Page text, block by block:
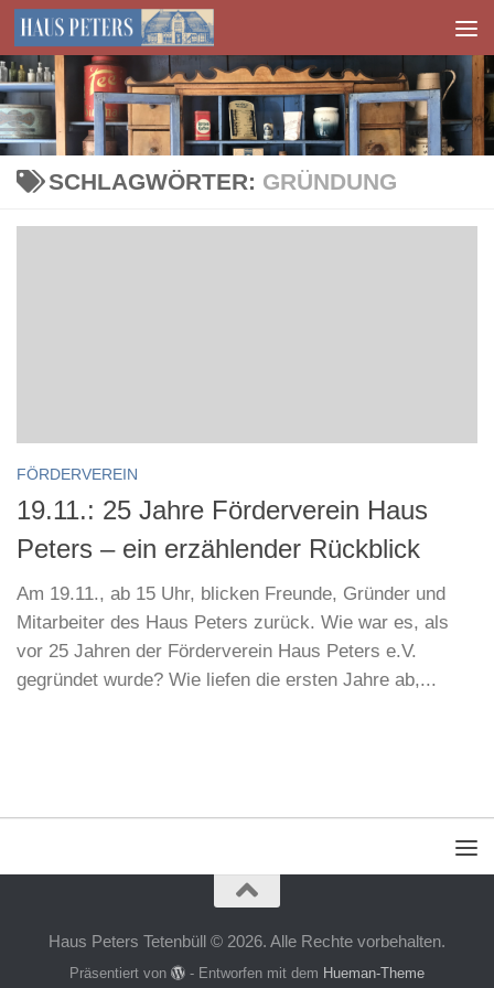
Zum Inhalt springen
SCHLAGWÖRTER: GRÜNDUNG
FÖRDERVEREIN
19.11.: 25 Jahre Förderverein Haus
Peters – ein erzählender Rückblick
Am 19.11., ab 15 Uhr, blicken Freunde, Gründer und
Mitarbeiter des Haus Peters zurück. Wie war es, als
vor 25 Jahren der Förderverein Haus Peters e.V.
gegründet wurde? Wie liefen die ersten Jahre ab,...
Haus Peters Tetenbüll © 2026. Alle Rechte vorbehalten.
Präsentiert von - Entworfen mit dem Hueman-Theme